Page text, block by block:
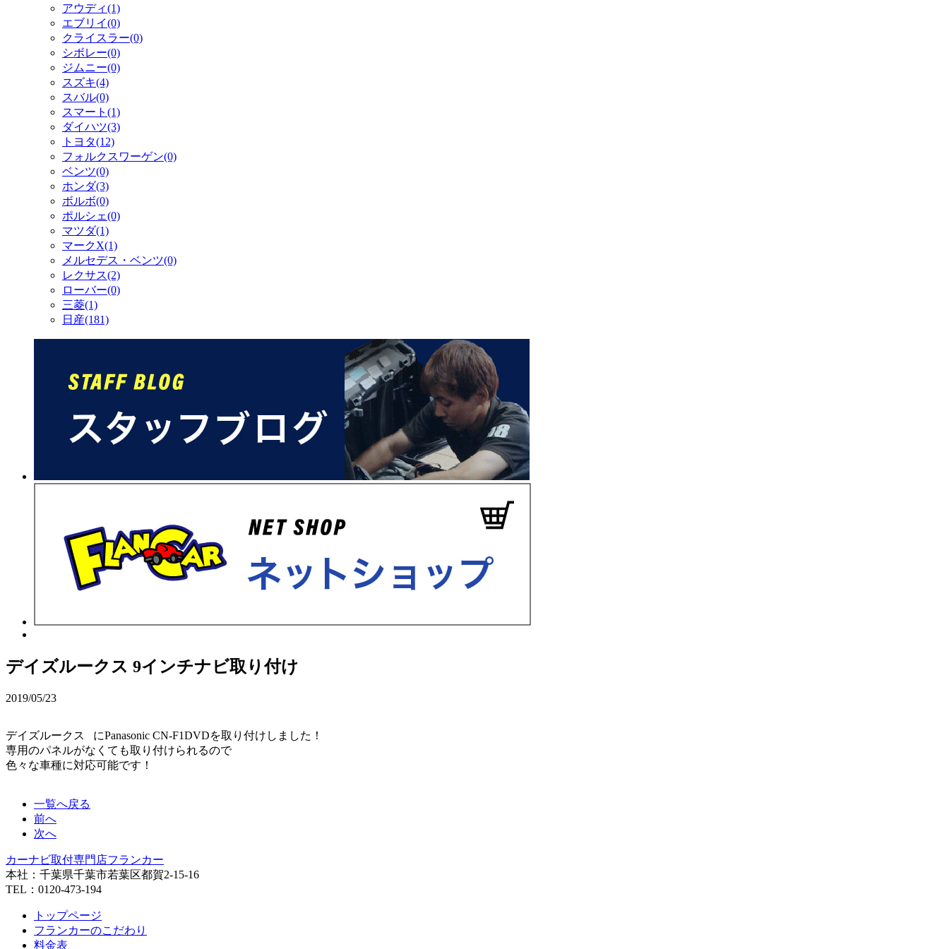
アウディ(1)
エブリイ(0)
クライスラー(0)
シボレー(0)
ジムニー(0)
スズキ(4)
スバル(0)
スマート(1)
ダイハツ(3)
トヨタ(12)
フォルクスワーゲン(0)
ベンツ(0)
ホンダ(3)
ボルボ(0)
ポルシェ(0)
マツダ(1)
マークX(1)
メルセデス・ベンツ(0)
レクサス(2)
ローバー(0)
三菱(1)
日産(181)
デイズルークス 9インチナビ取り付け
2019/05/23
デイズルークス にPanasonic CN-F1DVDを取り付けしました！
専用のパネルがなくても取り付けられるので
色々な車種に対応可能です！
一覧へ戻る
前へ
次へ
カーナビ取付専⾨店フランカー
本社：千葉県千葉市若葉区都賀2-15-16
TEL：0120-473-194
トップページ
フランカーのこだわり
料金表